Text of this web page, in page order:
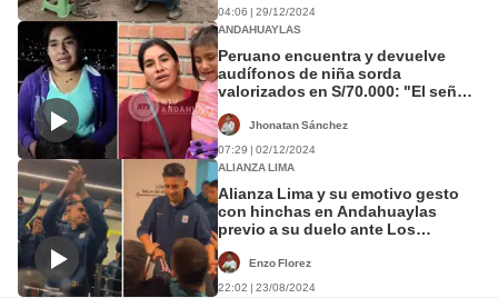
04:06 | 29/12/2024
ANDAHUAYLAS
Peruano encuentra y devuelve
audífonos de niña sorda
valorizados en S/70.000: "El señor
Jhonatan Sánchez
07:29 | 02/12/2024
ALIANZA LIMA
Alianza Lima y su emotivo gesto
con hinchas en Andahuaylas
previo a su duelo ante Los
Enzo Florez
22:02 | 23/08/2024